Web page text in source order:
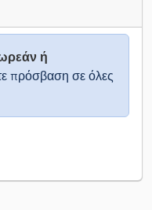
ή
πρόσβαση σε όλες